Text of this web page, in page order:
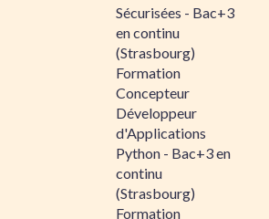
Sécurisées - Bac+3
en continu
(Strasbourg)
Formation
Concepteur
Développeur
d'Applications
Python - Bac+3 en
continu
(Strasbourg)
Formation